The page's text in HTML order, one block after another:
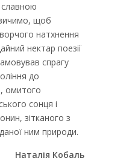
щоб
натхнення
нектар поезії
спрагу
до
омитого
сонця і
зітканого з
ним природи.
Наталія Кобаль